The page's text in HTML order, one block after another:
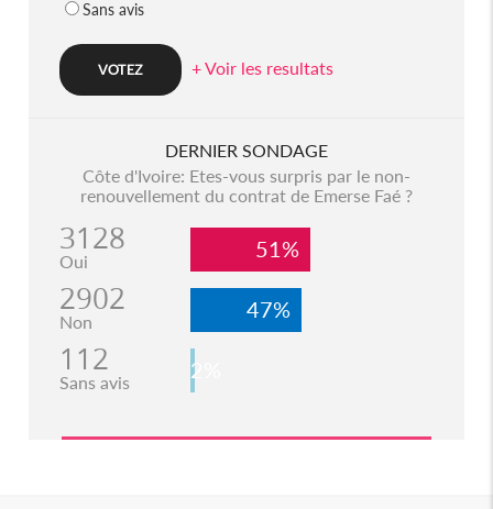
Sans avis
+ Voir les resultats
DERNIER SONDAGE
Côte d'Ivoire: Etes-vous surpris par le non-
renouvellement du contrat de Emerse Faé ?
3128
Oui 51%
2902
Non 47%
112
Sans avis 2%